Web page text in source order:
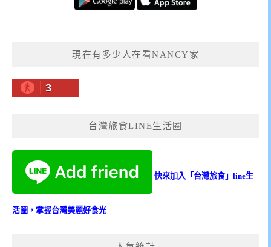
現在有多少人在看NANCY家
3
台灣旅食LINE生活圈
快來加入「台灣旅食」line生
活圈，掌握台灣美麗好食光